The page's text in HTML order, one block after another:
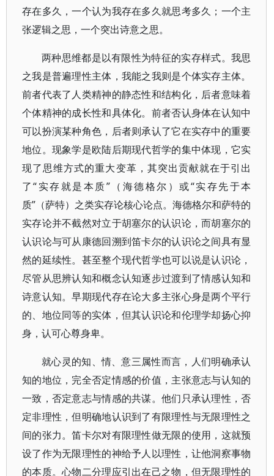
存在多久，一个认为我存在多久就思考多久；一个主
张逻辑之思，一个突出诗意之思。
两种思维都是以有限性为特征的实存样式。我思
之我是普遍理性主体，我能之我则是个体实存主体。
前者代表了人类精神的静态性和结构化，后者意味着
个体精神的成长性和具体化。前者否认身体在认知中
可以扮演某种角色，后者则承认了它在实存中的重要
地位。现象学是欧陆后期现代哲学的集中体现，它实
现了思维方式的重大变革，其突出贡献就在于引出
了“实存就是本质”（海德格尔）或“实存先于本
质”（萨特）之类实存论核心论点。海德格尔和萨特的
实存论并不截然对立于胡塞尔的认识论，而胡塞尔的
认识论与可从康德回溯到笛卡尔的认识论之间具有显
然的延续性。甚至整个现代哲学也可以说是认识论，
尽管从思辨认知和概念认知逐步过渡到了情感认知和
诗意认知。早期现代存在论大多主张心身是两个平行
的、地位同等的实体，但其认识论和伦理学却扬心抑
身，认可心尊身卑。
就心灵的知、情、意三属性而言，人们明确承认
知的地位，完全否定情感的价值，主张意志与认知的
一致，否定意志与情感的共谋。他们只承认理性，否
定非理性，但明确地认识到了有限理性与无限理性之
间的张力。笛卡尔对有限理性做无限的使用，这就预
设了作为无限理性的神给予人以理性，让他洞察事物
的本质。心物二分理应引出在己之物，但无限理性的